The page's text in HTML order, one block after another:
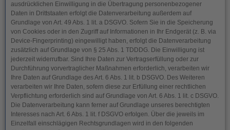
ausdrücklichen Einwilligung in die Übertragung personenbezogener
Daten in Drittstaaten erfolgt die Datenverarbeitung außerdem auf
Grundlage von Art. 49 Abs. 1 lit. a DSGVO. Sofern Sie in die Speicherung
von Cookies oder in den Zugriff auf Informationen in Ihr Endgerät (z. B. via
Device-Fingerprinting) eingewilligt haben, erfolgt die Datenverarbeitung
zusätzlich auf Grundlage von § 25 Abs. 1 TDDDG. Die Einwilligung ist
jederzeit widerrufbar. Sind Ihre Daten zur Vertragserfüllung oder zur
Durchführung vorvertraglicher Maßnahmen erforderlich, verarbeiten wir
Ihre Daten auf Grundlage des Art. 6 Abs. 1 lit. b DSGVO. Des Weiteren
verarbeiten wir Ihre Daten, sofern diese zur Erfüllung einer rechtlichen
Verpflichtung erforderlich sind auf Grundlage von Art. 6 Abs. 1 lit. c DSGVO.
Die Datenverarbeitung kann ferner auf Grundlage unseres berechtigten
Interesses nach Art. 6 Abs. 1 lit. f DSGVO erfolgen. Über die jeweils im
Einzelfall einschlägigen Rechtsgrundlagen wird in den folgenden